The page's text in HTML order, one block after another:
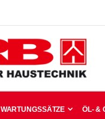
WARTUNGSSÄTZE ÖL- &